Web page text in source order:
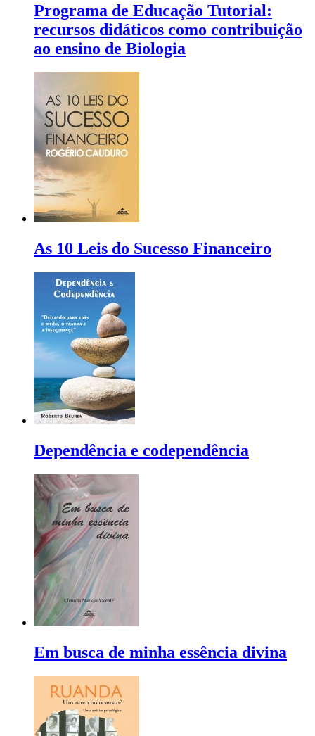
Programa de Educação Tutorial:
recursos didáticos como contribuição
ao ensino de Biologia
As 10 Leis do Sucesso Financeiro
Dependência e codependência
Em busca de minha essência divina